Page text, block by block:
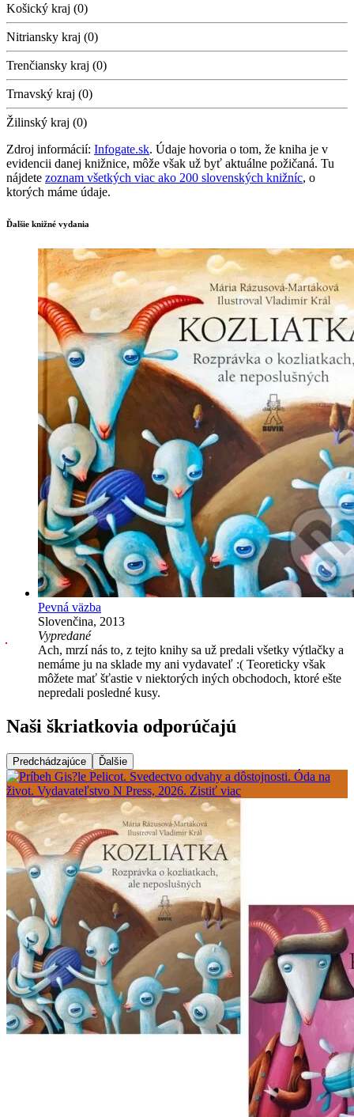
Košický kraj (0)
Nitriansky kraj (0)
Trenčiansky kraj (0)
Trnavský kraj (0)
Žilinský kraj (0)
Zdroj informácií: Infogate.sk. Údaje hovoria o tom, že kniha je v
evidencii danej knižnice, môže však už byť aktuálne požičaná. Tu
nájdete zoznam všetkých viac ako 200 slovenských knižníc, o
ktorých máme údaje.
Ďalšie knižné vydania
Pevná väzba
Slovenčina, 2013
Vypredané
Ach, mrzí nás to, z tejto knihy sa už predali všetky výtlačky a
nemáme ju na sklade my ani vydavateľ :( Teoreticky však
môžete mať šťastie v niektorých iných obchodoch, ktoré ešte
nepredali posledné kusy.
Naši škriatkovia odporúčajú
Predchádzajúce Ďalšie